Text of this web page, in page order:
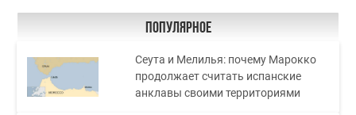
Популярное
Сеута и Мелилья: почему Марокко
продолжает считать испанские
анклавы своими территориями